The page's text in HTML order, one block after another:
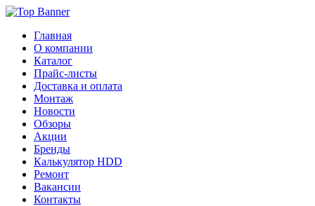
Главная
О компании
Каталог
Прайс-листы
Доставка и оплата
Монтаж
Новости
Обзоры
Акции
Бренды
Калькулятор HDD
Ремонт
Вакансии
Контакты